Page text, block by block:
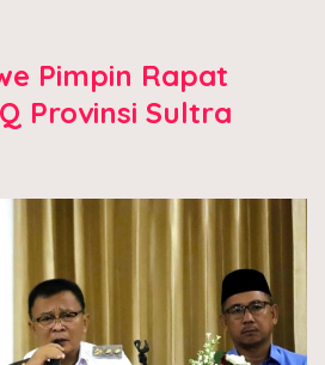
Pimpin Rapat
Provinsi Sultra